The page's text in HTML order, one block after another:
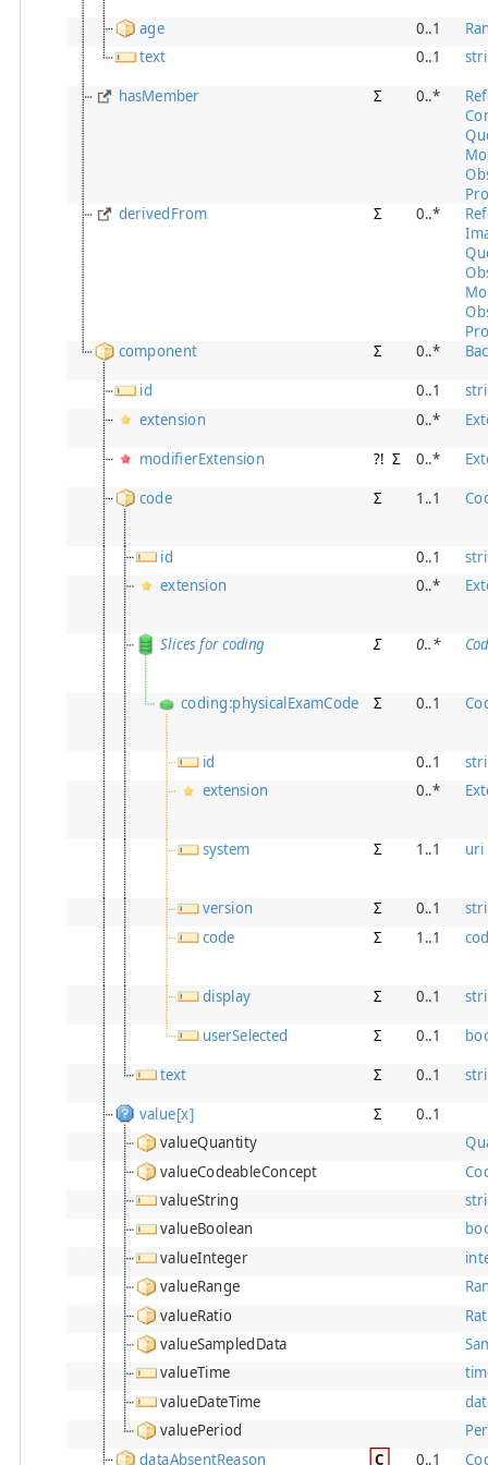
age 0..1
text
0..1
hasMember
Σ 0..*
derivedFrom
Σ 0..*
component
Σ 0..*
id
0..1
extension
0..*
modifierExtension
?! Σ 0..*
code
Σ 1..1
id 0..1
extension
0..*
Slices for coding Σ 0..*
coding:physicalExamCode Σ 0..1
id 0..1
extension
0..*
system Σ 1..1 uri
version Σ 0..1
code
Σ 1..1
display Σ 0..1
userSelected
Σ 0..1
text
Σ 0..1
value[x]
Σ
0..1
valueQuantity
valueCodeableConcept
valueString
valueBoolean
valueInteger
valueRange
valueRatio
valueSampledData
valueTime
valueDateTime
valuePeriod
dataAbsentReason
C 0..1